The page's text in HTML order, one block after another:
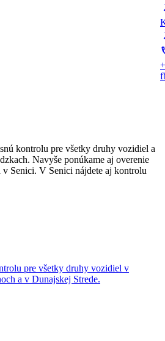
kontrolu pre všetky druhy vozidiel a
Navyše ponúkame aj overenie
Senici. V Senici nájdete aj kontrolu
pre všetky druhy vozidiel v
a v Dunajskej Strede.